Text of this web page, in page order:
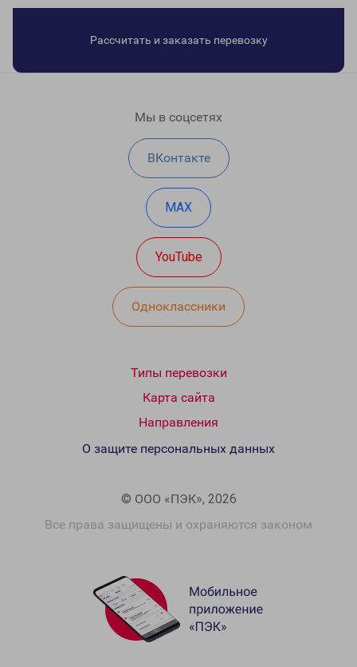
Рассчитать и заказать перевозку
Мы в соцсетях
ВКонтакте
MAX
YouTube
Одноклассники
Типы перевозки
Карта сайта
Направления
© ООО «ПЭК», 2026
Все права защищены и охраняются законом
О защите персональных данных